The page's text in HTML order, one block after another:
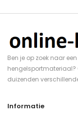
Ben je op zoek naar
hengelsportmateriaal?
duizenden
Informatie